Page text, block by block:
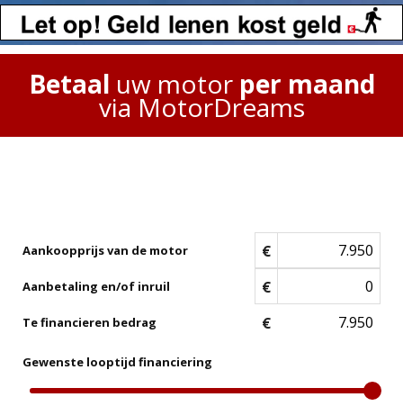
Betaal uw motor per maand
via MotorDreams
Aankoopprijs van de motor €
Aanbetaling en/of inruil €
Te financieren bedrag €
Gewenste looptijd financiering